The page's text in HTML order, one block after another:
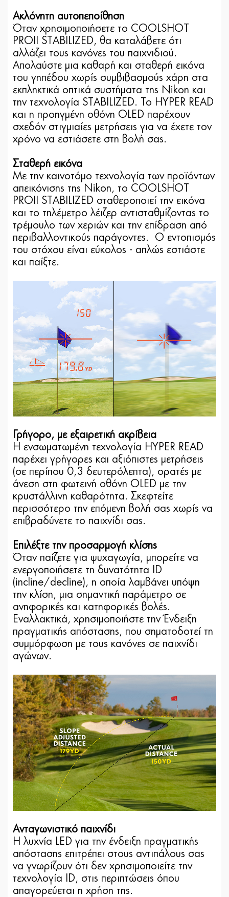
Ακλόνητη αυτοπεποίθηση
Όταν χρησιμοποιήσετε το COOLSHOT
PROII STABILIZED, θα καταλάβετε ότι
αλλάζει τους κανόνες του παιχνιδιού.
Απολαύστε μια καθαρή και σταθερή εικόνα
του γηπέδου χωρίς συμβιβασμούς χάρη στα
εκπληκτικά οπτικά συστήματα της Nikon και
την τεχνολογία STABILIZED. Το HYPER READ
και η προηγμένη οθόνη OLED παρέχουν
σχεδόν στιγμιαίες μετρήσεις για να έχετε τον
χρόνο να εστιάσετε στη βολή σας.
Σταθερή εικόνα
Με την καινοτόμο τεχνολογία των προϊόντων
απεικόνισης της Nikon, το COOLSHOT
PROII STABILIZED σταθεροποιεί την εικόνα
και το τηλέμετρο λέιζερ αντισταθμίζοντας το
τρέμουλο των χεριών και την επίδραση από
περιβαλλοντικούς παράγοντες. Ο εντοπισμός
του στόχου είναι εύκολος - απλώς εστιάστε
και παίξτε.
Γρήγορο, με εξαιρετική ακρίβεια
Η ενσωματωμένη τεχνολογία HYPER READ
παρέχει γρήγορες και αξιόπιστες μετρήσεις
(σε περίπου 0,3 δευτερόλεπτα), ορατές με
άνεση στη φωτεινή οθόνη OLED με την
κρυστάλλινη καθαρότητα. Σκεφτείτε
περισσότερο την επόμενη βολή σας χωρίς να
επιβραδύνετε το παιχνίδι σας.
Επιλέξτε την προσαρμογή κλίσης
Όταν παίζετε για ψυχαγωγία, μπορείτε να
ενεργοποιήσετε τη δυνατότητα ID
(incline/decline), η οποία λαμβάνει υπόψη
την κλίση, μια σημαντική παράμετρο σε
ανηφορικές και κατηφορικές βολές.
Εναλλακτικά, χρησιμοποιήστε την Ένδειξη
πραγματικής απόστασης, που σηματοδοτεί τη
συμμόρφωση με τους κανόνες σε παιχνίδι
αγώνων.
Ανταγωνιστικό παιχνίδι
Η λυχνία LED για την ένδειξη πραγματικής
απόστασης επιτρέπει στους αντιπάλους σας
να γνωρίζουν ότι δεν χρησιμοποιείτε την
τεχνολογία ID, στις περιπτώσεις όπου
απαγορεύεται η χρήση της.